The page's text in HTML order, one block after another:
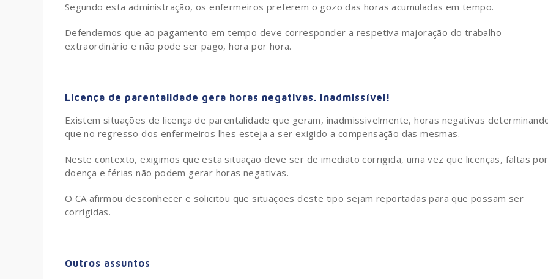
Segundo esta administração, os enfermeiros preferem o gozo das horas acumuladas em tempo.
Defendemos que ao pagamento em tempo deve corresponder a respetiva majoração do trabalho
extraordinário e não pode ser pago, hora por hora.
Licença de parentalidade gera horas negativas. Inadmissível!
Existem situações de licença de parentalidade que geram, inadmissivelmente, horas negativas
que no regresso dos enfermeiros lhes esteja a ser exigido a compensação das mesmas.
Neste contexto, exigimos que esta situação deve ser de imediato corrigida, uma vez que licenças, faltas por
doença e férias não podem gerar horas negativas.
O CA afirmou desconhecer e solicitou que situações deste tipo sejam reportadas para que possam ser
corrigidas.
Outros assuntos